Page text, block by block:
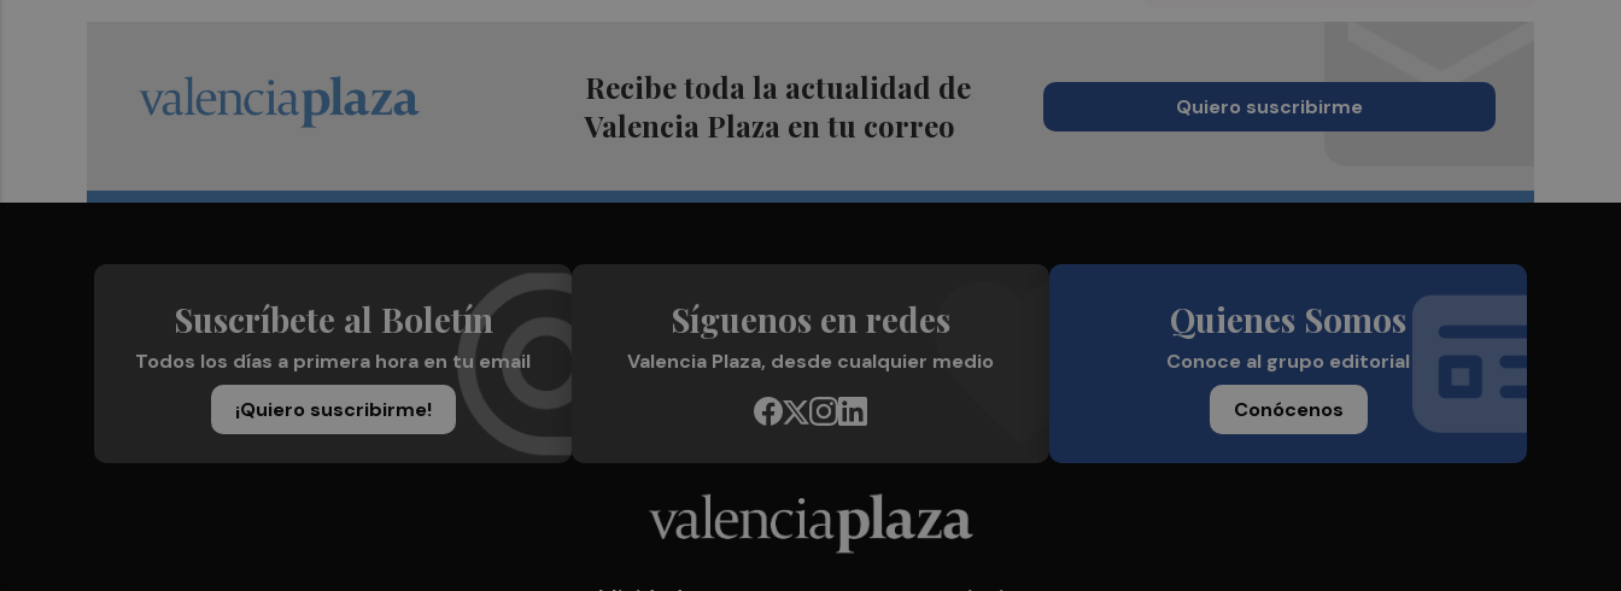
Recibe toda la actualidad de
Valencia Plaza en tu correo
Quiero suscribirme
Suscríbete al Boletín
Todos los días a primera hora en tu email
¡Quiero suscribirme!
Síguenos en redes
Valencia Plaza, desde cualquier medio
Quienes Somos
Conoce al grupo editorial
Conócenos